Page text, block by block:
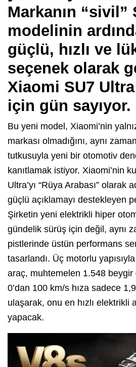
Markanın “sivil”
modelinin
güçlü, hızlı ve
seçenek olarak
Xiaomi SU7 Ultra
için gün sayıyor.
Bu yeni model, Xiaomi’nin
markası olmadığını, aynı
tutkusuyla yeni bir otomotiv
kanıtlamak istiyor. Xiaomi’nin
Ultra’yı “Rüya Arabası” olarak
güçlü açıklamayı destekleyen
Şirketin yeni elektrikli hiper
gündelik sürüş için değil, aynı
pistlerinde üstün performans
tasarlandı. Üç motorlu
araç, muhtemelen 1.548
0’dan 100 km/s hıza sadece
ulaşarak, onu en hızlı elektrikli
yapacak.